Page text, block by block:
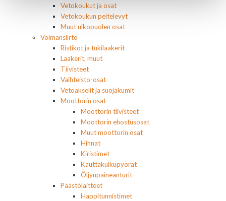
Vetokoukut ja osat
Vetokoukun peitelevyt
Muut ulkopuolen osat
Voimansiirto
Ristikot ja tukilaakerit
Laakerit, muut
Tiivisteet
Vaihteisto-osat
Vetoakselit ja suojakumit
Moottorin osat
Moottorin tiivisteet
Moottorin ehostusosat
Muut moottorin osat
Hihnat
Kiristimet
Kauttakulkupyörät
Öljynpaineanturit
Päästölaitteet
Happitunnistimet